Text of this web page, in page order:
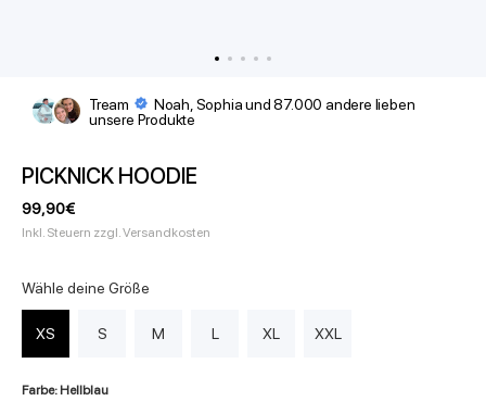
Tream
Noah, Sophia und 87.000 andere lieben
unsere Produkte
PICKNICK HOODIE
Angebotspreis
99,90€
Inkl. Steuern zzgl. Versandkosten
Wähle deine Größe
XS S M L XL XXL
Farbe: Hellblau